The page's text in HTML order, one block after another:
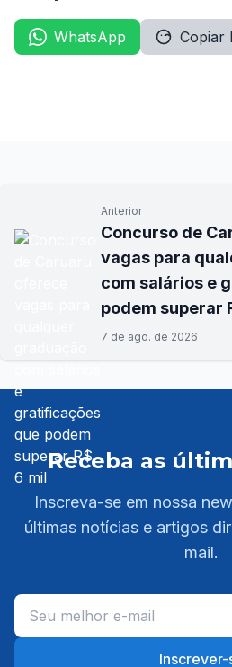
WhatsApp Copiar
Anterior
Concurso de
vagas para
com salários e
podem superar
7 de ago. de 2026
Receba as
Inscreva-se em nossa
últimas notícias e artigos
mail.
Inscrever-